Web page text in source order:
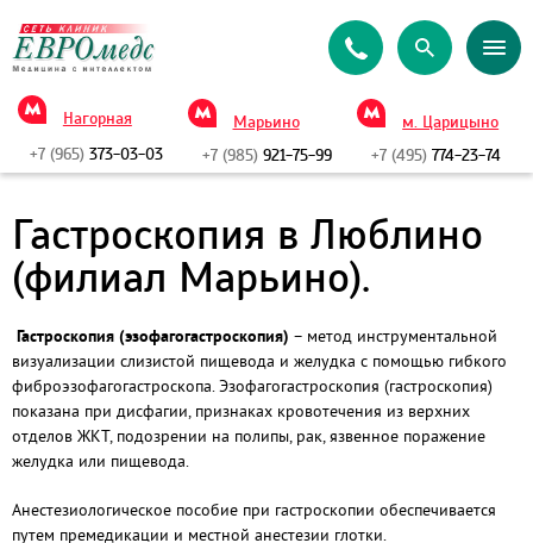
Нагорная
+7 (965) 373-03-03
Марьино
+7 (985)921-75-99
м. Царицыно
+7 (495) 774-23-74
Гастроскопия в Люблино
(филиал Марьино).
Гастроскопия (эзофагогастроскопия) – метод инструментальной
визуализации слизистой пищевода и желудка с помощью гибкого
фиброэзофагогастроскопа. Эзофагогастроскопия (гастроскопия)
показана при дисфагии, признаках кровотечения из верхних
отделов ЖКТ, подозрении на полипы, рак, язвенное поражение
желудка или пищевода.
Анестезиологическое пособие при гастроскопии обеспечивается
путем премедикации и местной анестезии глотки.